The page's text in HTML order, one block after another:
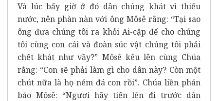
Và lúc bấy giờ ở đó dân chúng khát vì thiếu
nước, nên phàn nàn với ông Môsê rằng: “Tại sao
ông đưa chúng tôi ra khỏi Ai-cập để cho chúng
tôi cùng con cái và đoàn súc vật chúng tôi phải
chết khát như vầy?” Môsê kêu lên cùng Chúa
rằng: “Con sẽ phải làm gì cho dân này? Còn một
chút nữa là họ ném đá con rồi”. Chúa liền phán
bảo Môsê: “Ngươi hãy tiến lên đi trước dân